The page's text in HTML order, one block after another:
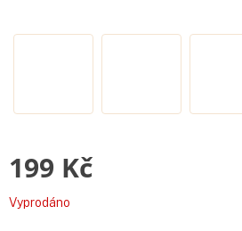
199 Kč
Měrná
Vyprodáno